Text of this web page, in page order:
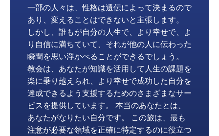
一部の人々は、性格は遺伝によって決まるので
あり、変えることはできないと主張します。
しかし、誰もが自分の人生で、より幸せで、よ
り自信に満ちていて、それが他の人に伝わった
瞬間を思い浮かべることができるでしょう。
教会は、あなたが知識を活用して人生の課題を
楽に乗り越えられ、より幸せで成功した自分を
達成できるよう支援するためのさまざまなサー
ビスを提供しています。 本当のあなたとは、
あなたがなりたい自分です。 この旅は、最も
注意が必要な領域を正確に特定するのに役立つ